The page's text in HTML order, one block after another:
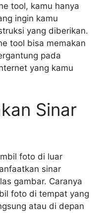
tool, kamu hanya
ingin kamu
yang diberikan.
tool bisa memakan
pada
yang kamu
Sinar
foto di luar
sinar
gambar. Caranya
foto di tempat yang
atau di depan